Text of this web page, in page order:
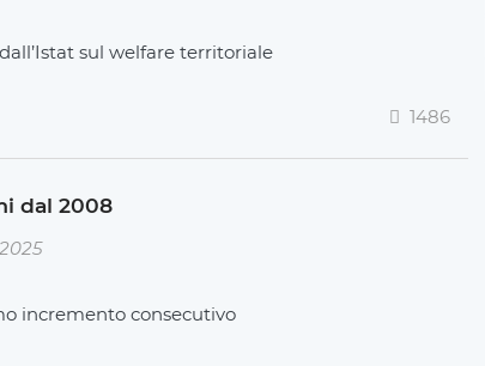
sul welfare territoriale
1486
dal 2008
incremento consecutivo